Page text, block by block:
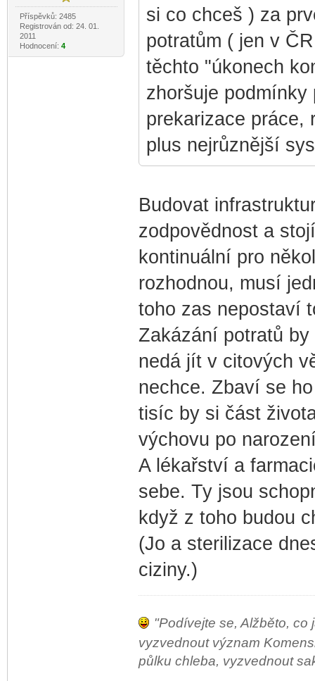
Příspěvků: 2485
Registrován od: 24. 01.
2011
Hodnocení: 4
si co chceš ) za
potratům ( jen v
těchto "úkonech
zhoršuje podmínky
prekarizace práce,
plus nejrůznější
Budovat
zodpovědnost a
kontinuální pro
rozhodnou, musí
toho zas nepostaví
Zakázání potratů
nedá jít v citových
nechce. Zbaví se
tisíc by si část
výchovu po
A lékařství a
sebe. Ty jsou
když z toho budou
(Jo a sterilizace
ciziny.)
"Podívejte se, Alžběto, co
vyzvednout význam
půlku chleba, vyzvednout